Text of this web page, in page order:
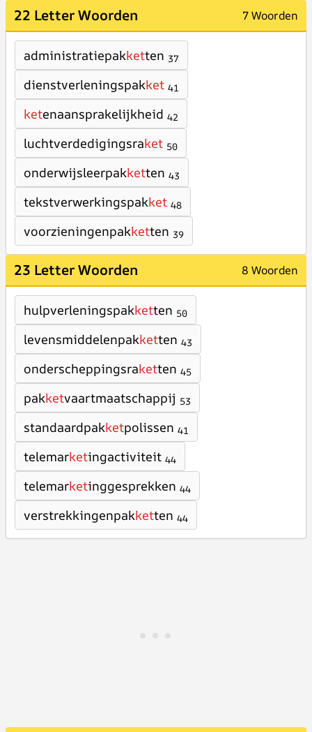
22 Letter Woorden 7 Woorden
administratiepakketten 37
dienstverleningspakket 41
ketenaansprakelijkheid 42
luchtverdedigingsraket 50
onderwijsleerpakketten 43
tekstverwerkingspakket 48
voorzieningenpakketten 39
23 Letter Woorden 8 Woorden
hulpverleningspakketten 50
levensmiddelenpakketten 43
onderscheppingsraketten 45
pakketvaartmaatschappij 53
standaardpakketpolissen 41
telemarketingactiviteit 44
telemarketinggesprekken 44
verstrekkingenpakketten 44